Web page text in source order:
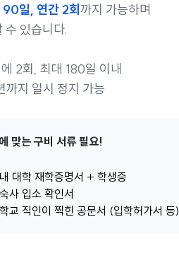
90일, 연간 2회 까지 가능하며
수 있습니다.
2회, 최대 180일 이내
까지 일시 정지 가능
맞는 구비 서류 필요!
대학 재학증명서 + 학생증
사 입소 확인서
교 직인이 찍힌 공문서 (입학허가서 등)